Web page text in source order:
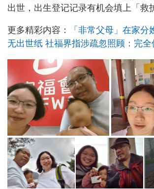
出世，出生登记记录有机会填上「救
更多精彩内容：
「非常父母」在家分
无出世纸 社福界指涉疏忽照顾：完